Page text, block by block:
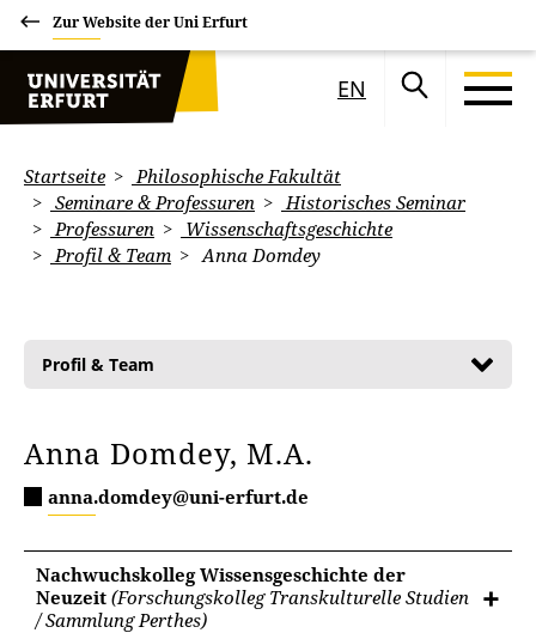
Zur Website der Uni Erfurt
EN
Startseite
Philosophische Fakultät
Seminare & Professuren
Historisches Seminar
Professuren
Wissenschaftsgeschichte
Profil & Team
Anna Domdey
Profil & Team
Anna Domdey, M.A.
anna.domdey@uni-erfurt.de
Nachwuchskolleg Wissensgeschichte der
Neuzeit (Forschungskolleg Transkulturelle Studien
/ Sammlung Perthes)